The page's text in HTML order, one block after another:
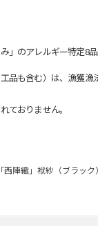
のアレルギー特定8
も含む）は、漁獲
ておりません。
「西陣織」袱紗（ブラッ